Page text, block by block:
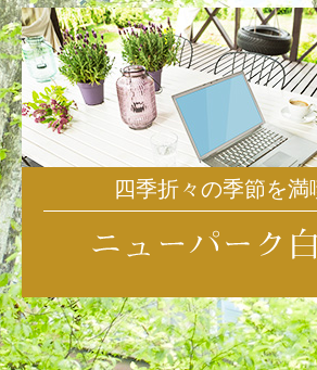
四季折々の季節を満